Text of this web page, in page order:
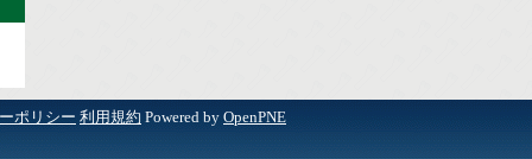
ポリシー 利用規約 Powered by OpenPNE